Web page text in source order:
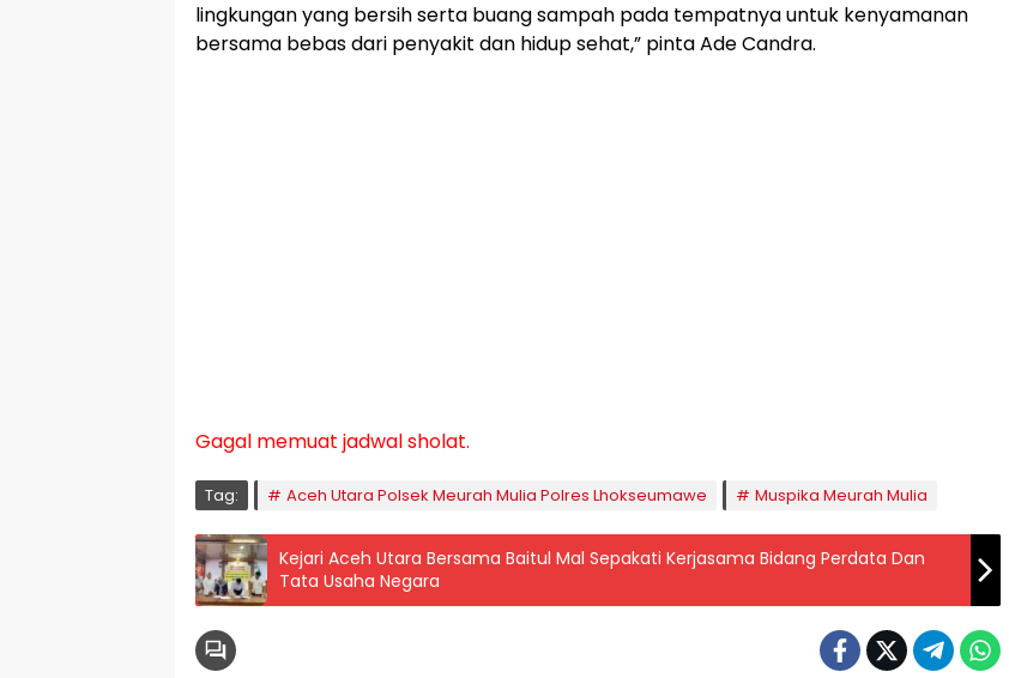
lingkungan yang bersih serta buang sampah pada tempatnya untuk kenyamanan
bersama bebas dari penyakit dan hidup sehat,” pinta Ade Candra.
Gagal memuat jadwal sholat.
Tag: Aceh Utara Polsek Meurah Mulia Polres Lhokseumawe Muspika Meurah Mulia
Kejari Aceh Utara Bersama Baitul Mal Sepakati Kerjasama Bidang Perdata Dan
Tata Usaha Negara